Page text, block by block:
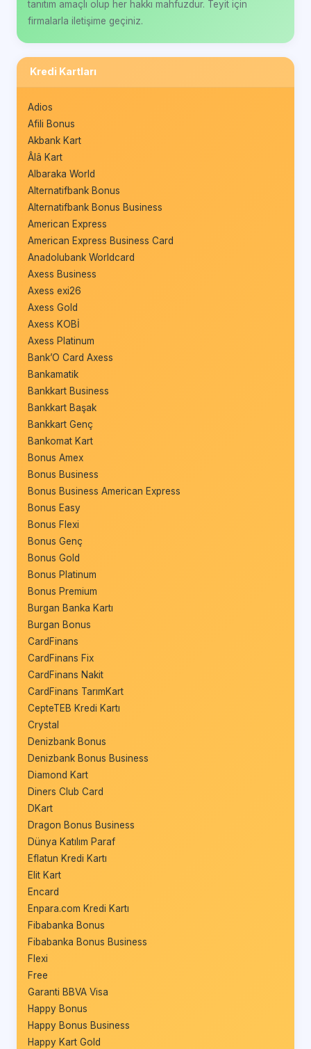
tanıtım amaçlı olup her hakkı mahfuzdur. Teyit için
firmalarla iletişime geçiniz.
Kredi Kartları
Adios
Afili Bonus
Akbank Kart
Âlâ Kart
Albaraka World
Alternatifbank Bonus
Alternatifbank Bonus Business
American Express
American Express Business Card
Anadolubank Worldcard
Axess Business
Axess exi26
Axess Gold
Axess KOBİ
Axess Platinum
Bank’O Card Axess
Bankamatik
Bankkart Business
Bankkart Başak
Bankkart Genç
Bankomat Kart
Bonus Amex
Bonus Business
Bonus Business American Express
Bonus Easy
Bonus Flexi
Bonus Genç
Bonus Gold
Bonus Platinum
Bonus Premium
Burgan Banka Kartı
Burgan Bonus
CardFinans
CardFinans Fix
CardFinans Nakit
CardFinans TarımKart
CepteTEB Kredi Kartı
Crystal
Denizbank Bonus
Denizbank Bonus Business
Diamond Kart
Diners Club Card
DKart
Dragon Bonus Business
Dünya Katılım Paraf
Eflatun Kredi Kartı
Elit Kart
Encard
Enpara.com Kredi Kartı
Fibabanka Bonus
Fibabanka Bonus Business
Flexi
Free
Garanti BBVA Visa
Happy Bonus
Happy Bonus Business
Happy Kart Gold